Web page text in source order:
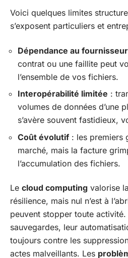
Voici quelques limites
s’exposent particuliers et
Dépendance au fournisseur
contrat ou une faillite peut
l’ensemble de vos fichiers.
Interopérabilité limitée :
volumes de données d’une
s’avère souvent fastidieux,
Coût évolutif : les premiers
marché, mais la facture
l’accumulation des fichiers.
Le cloud computing valorise
résilience, mais nul n’est à
peuvent stopper toute activité.
sauvegardes, leur
toujours contre les
actes malveillants. Les